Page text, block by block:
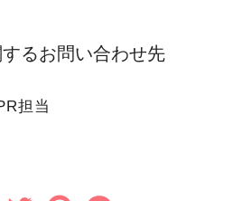
るお問い合わせ先
担当